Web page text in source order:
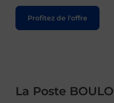
Profitez de l'offre
Le lien s'ouvre dans un
La Poste